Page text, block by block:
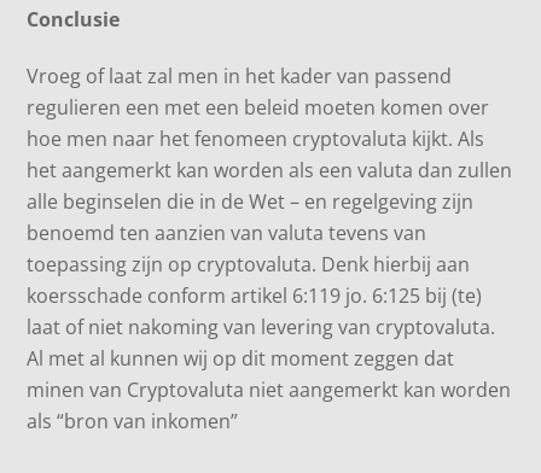
Conclusie
Vroeg of laat zal men in het kader van passend
regulieren een met een beleid moeten komen over
hoe men naar het fenomeen cryptovaluta kijkt. Als
het aangemerkt kan worden als een valuta dan zullen
alle beginselen die in de Wet – en regelgeving zijn
benoemd ten aanzien van valuta tevens van
toepassing zijn op cryptovaluta. Denk hierbij aan
koersschade conform artikel 6:119 jo. 6:125 bij (te)
laat of niet nakoming van levering van cryptovaluta.
Al met al kunnen wij op dit moment zeggen dat
minen van Cryptovaluta niet aangemerkt kan worden
als “bron van inkomen”